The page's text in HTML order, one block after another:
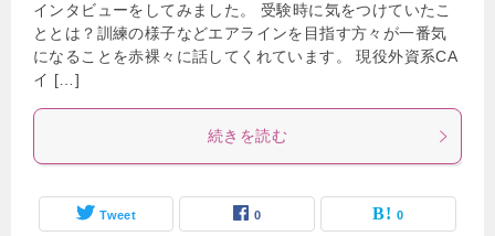
インタビューをしてみました。 受験時に気をつけていたこ
ととは？訓練の様子などエアラインを目指す方々が一番気
になることを赤裸々に話してくれています。 現役外資系CA
イ […]
続きを読む
Tweet 0 0